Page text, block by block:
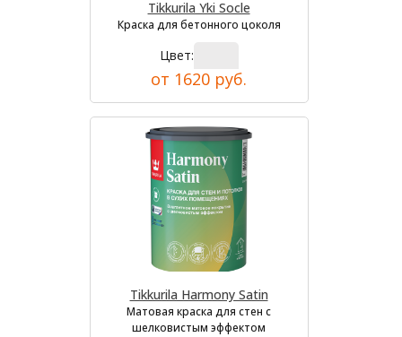
Tikkurila Yki Socle
Краска для бетонного цоколя
Цвет:
от 1620 руб.
Tikkurila Harmony Satin
Матовая краска для стен с
шелковистым эффектом